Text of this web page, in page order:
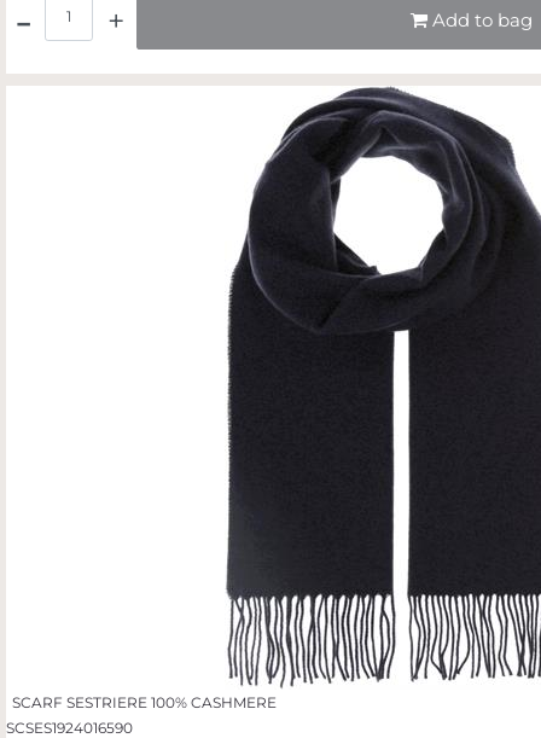
Add to bag
SCARF SESTRIERE 100% CASHMERE
SCSES1924016590